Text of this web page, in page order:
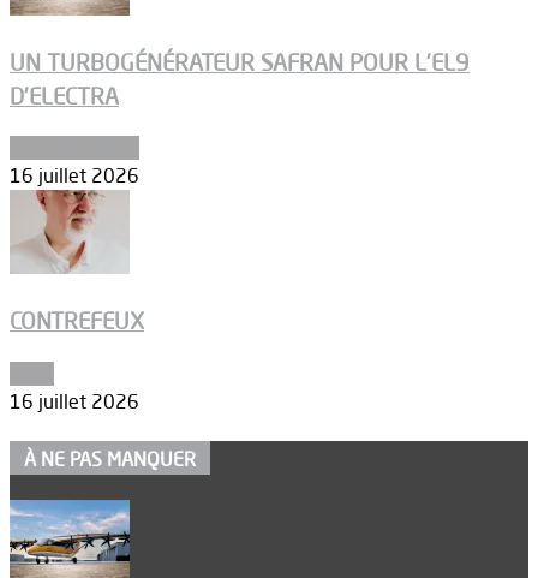
UN TURBOGÉNÉRATEUR SAFRAN POUR L’EL9
D’ELECTRA
16 juillet 2026
CONTREFEUX
16 juillet 2026
À NE PAS MANQUER